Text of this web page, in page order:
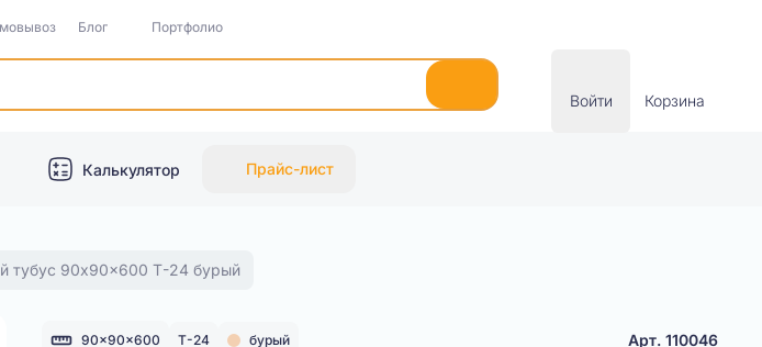
Блог Портфолио
Войти Корзина
Калькулятор Прайс-лист
тубус 90x90x600 Т-24 бурый
90x90x600 Т-24 бурый Арт. 110046